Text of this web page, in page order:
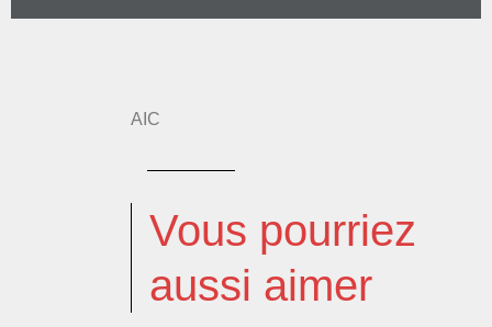
AIC
Vous pourriez
aussi aimer